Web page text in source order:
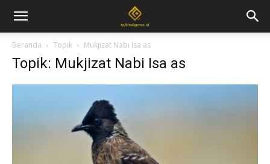
Beranda Topik Mukjizat Nabi Isa as
Topik: Mukjizat Nabi Isa as